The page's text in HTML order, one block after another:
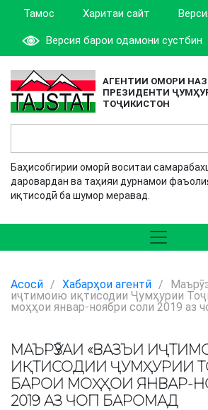
Тамос Харитаи сайт
Версия барои одамони сустбин
АГЕНТИИ ОМОРИ
ПРЕЗИДЕНТИ
ТОҶИКИСТОН
Баҳисобгирии оморӣ воситаи
даровардан ва таҳияи дурнамои
иқтисодӣ ба шумор меравад.
Асосӣ / Хабарҳои агентӣ /
иҷтимоию иқтисодии Ҷумҳурии
моҳҳои январ-ноябри соли 2019 аз
МАЪРӮЗАИ «ВАЗЪИ
ИҚТИСОДИИ ҶУМҲУРИИ
БАРОИ МОҲҲОИ ЯНВАР-
2019 АЗ ЧОП БАРОМАД